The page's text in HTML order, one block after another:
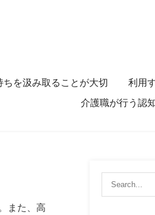
ちを汲み取ることが大切
利用
介護職が行う認
また、高